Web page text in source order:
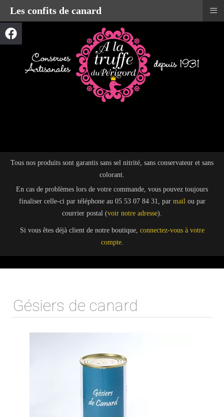
Tous nos produits sont garantis sans sel nitrité, sans conservateur et sans
colorant.
En cas de problèmes lors de votre commande, vous pouvez toujours
finaliser celle-ci par téléphone au 05 53 07 84 31, par mail ou par
courrier postal (voir notre adresse).
Si vous êtes déjà client de notre boutique, connectez-vous à votre
compte.
Gésiers de canard
Les confits de canard ≡